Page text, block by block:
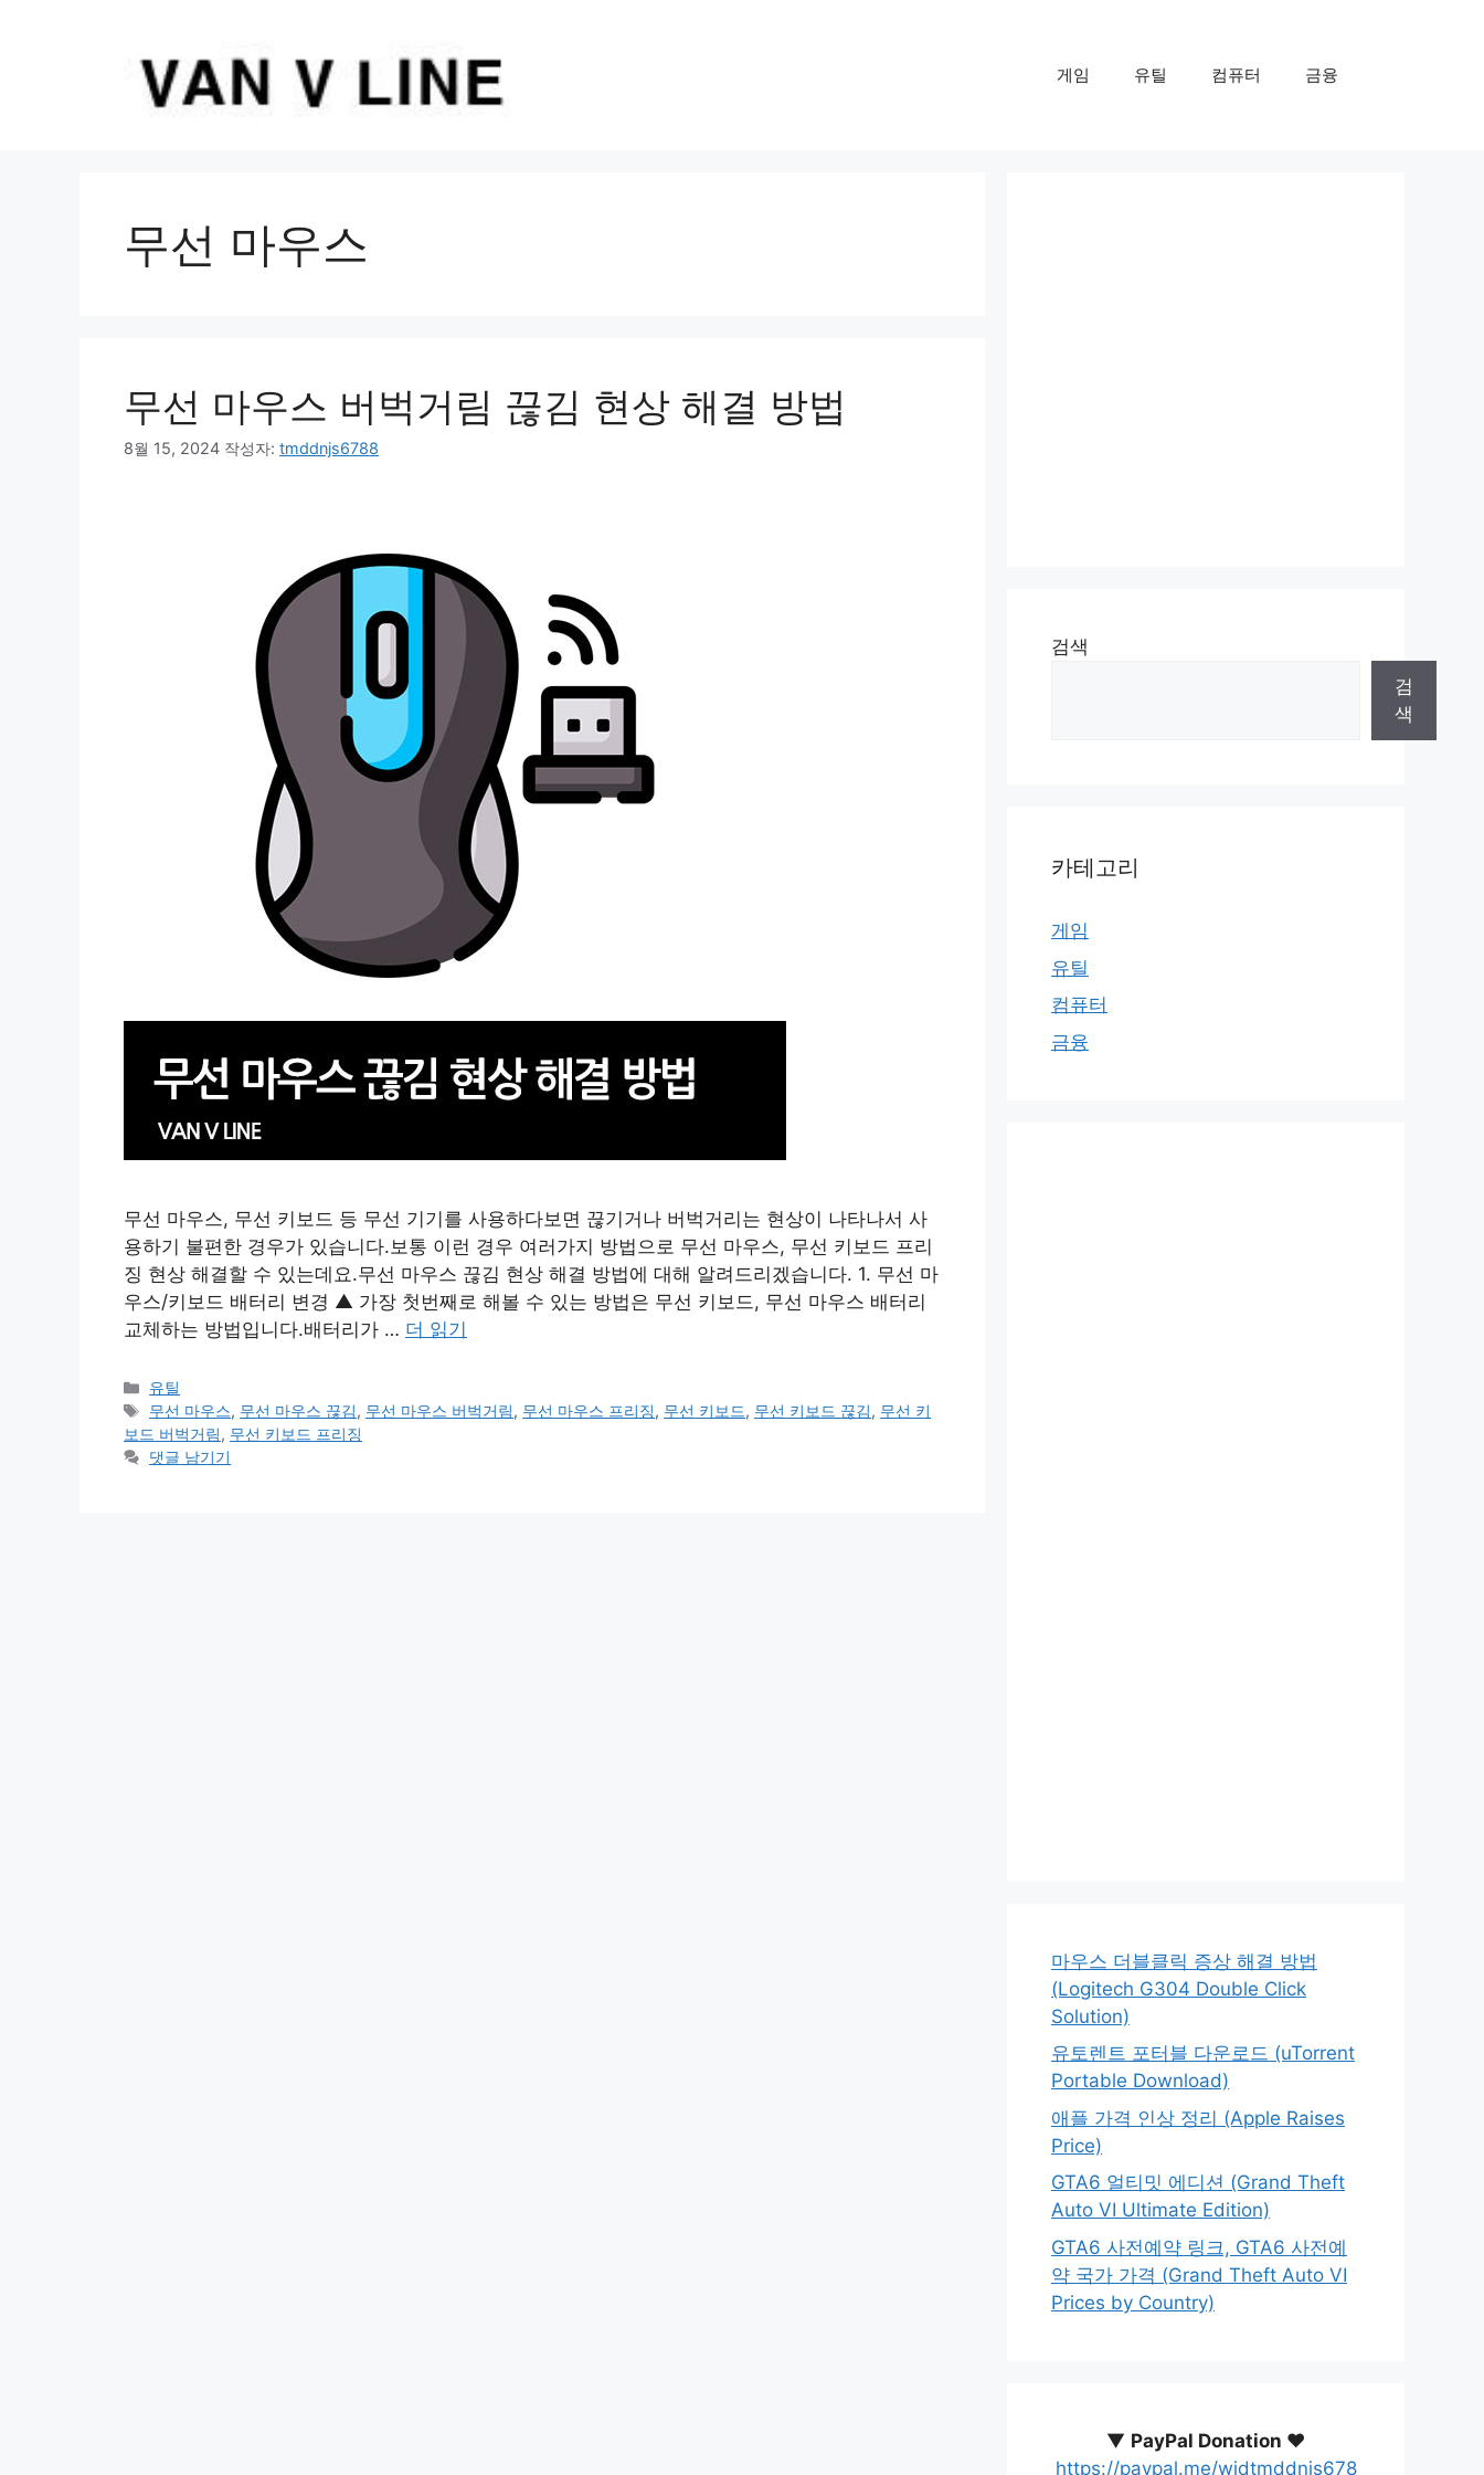
게임 유틸 컴퓨터 금융
무선 마우스
무선 마우스 버벅거림 끊김 현상 해결 방법
8월 15, 2024 작성자: tmddnjs6788
무선 마우스, 무선 키보드 등 무선 기기를 사용하다보면 끊기거나 버벅거리는 현상이 나타나서 사
용하기 불편한 경우가 있습니다.보통 이런 경우 여러가지 방법으로 무선 마우스, 무선 키보드 프리
징 현상 해결할 수 있는데요.무선 마우스 끊김 현상 해결 방법에 대해 알려드리겠습니다. 1. 무선 마
우스/키보드 배터리 변경 ▲ 가장 첫번째로 해볼 수 있는 방법은 무선 키보드, 무선 마우스 배터리
교체하는 방법입니다.배터리가 … 더 읽기
카
테
고
리
유틸
태
그
무선 마우스, 무선 마우스 끊김, 무선 마우스 버벅거림, 무선 마우스 프리징, 무선 키보드, 무선 키보드 끊김, 무선 키
보드 버벅거림, 무선 키보드 프리징
댓글 남기기
검색
검
색
카테고리
게임
유틸
컴퓨터
금융
마우스 더블클릭 증상 해결 방법
(Logitech G304 Double Click
Solution)
유토렌트 포터블 다운로드 (uTorrent
Portable Download)
애플 가격 인상 정리 (Apple Raises
Price)
GTA6 얼티밋 에디션 (Grand Theft
Auto VI Ultimate Edition)
GTA6 사전예약 링크, GTA6 사전예
약 국가 가격 (Grand Theft Auto VI
Prices by Country)
▼ PayPal Donation ♥️
https://paypal.me/wjdtmddnjs678